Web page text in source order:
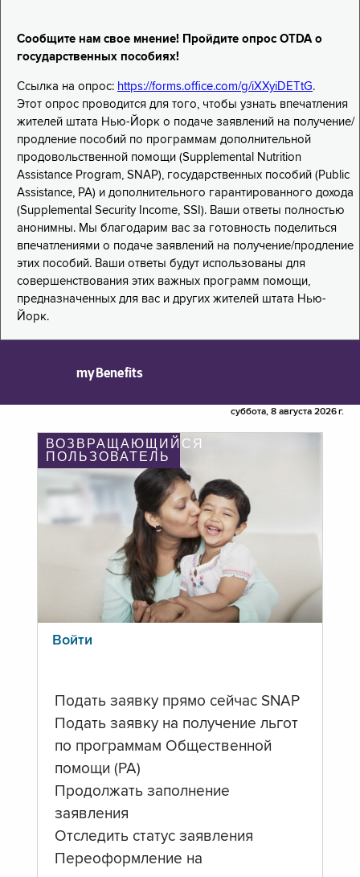
Сообщите нам свое мнение! Пройдите опрос OTDA о
государственных пособиях!
Ссылка на опрос: https://forms.office.com/g/iXXyiDETtG.
Этот опрос проводится для того, чтобы узнать впечатления
жителей штата Нью-Йорк о подаче заявлений на получение/
продление пособий по программам дополнительной
продовольственной помощи (Supplemental Nutrition
Assistance Program, SNAP), государственных пособий (Public
Assistance, PA) и дополнительного гарантированного дохода
(Supplemental Security Income, SSI). Ваши ответы полностью
анонимны. Мы благодарим вас за готовность поделиться
впечатлениями о подаче заявлений на получение/продление
этих пособий. Ваши ответы будут использованы для
совершенствования этих важных программ помощи,
предназначенных для вас и других жителей штата Нью-
Йорк.
myBenefits
суббота, 8 августа 2026 г.
ВОЗВРАЩАЮЩИЙСЯ
ПОЛЬЗОВАТЕЛЬ
Войти
Подать заявку прямо сейчас SNAP
Подать заявку на получение льгот
по программам Общественной
помощи (PA)
Продолжать заполнение
заявления
Отследить статус заявления
Переоформление на